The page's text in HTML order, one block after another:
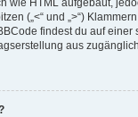
wie HTML aufgebaut,
(„<“ und „>“)
findest du auf einer
aus